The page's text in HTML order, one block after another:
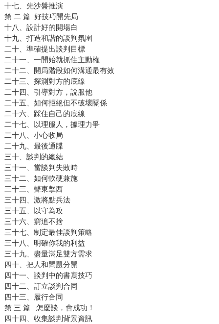
十七、先沙盤推演
第 二 篇 好技巧開先局
十八、設計好的開場白
十九、打造和諧的談判氛圍
二十、準確提出談判目標
二十一、一開始就抓住主動權
二十二、開局階段如何溝通最有效
二十三、探測對方的底線
二十四、引導對方，說服他
二十五、如何拒絕但不破壞關係
二十六、踩住自己的底線
二十七、以理服人，據理力爭
二十八、小心收局
二十九、最後通牒
三十、談判的總結
三十一、當談判失敗時
三十二、如何軟硬兼施
三十三、聲東擊西
三十四、激將點兵法
三十五、以守為攻
三十六、窮追不捨
三十七、制定最佳談判策略
三十八、明確你我的利益
三十九、盡量滿足雙方需求
四十、把人和問題分開
四十一、談判中的書寫技巧
四十二、訂立談判合同
四十三、履行合同
第 三 篇 怎麼談，會成功！
四十四、收集談判背景資訊